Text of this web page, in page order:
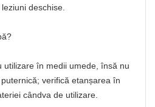
deschise.
utilizare în medii umede, însă nu
verifică etanșarea în
cândva de utilizare.